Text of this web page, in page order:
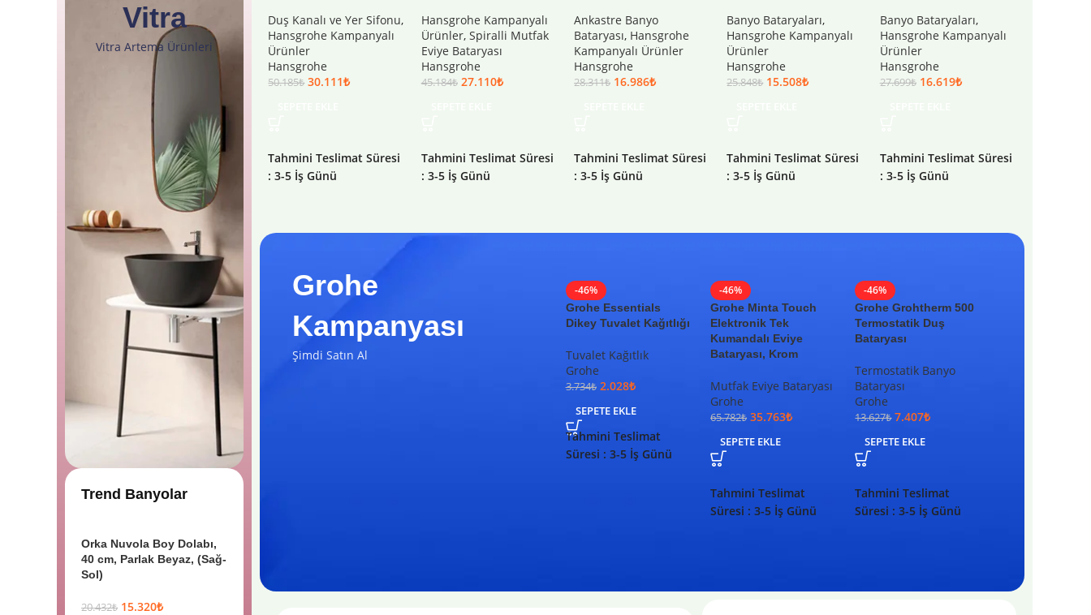
Vitra
Vitra Artema Ürünleri
Trend Banyolar
Orka Nuvola Boy Dolabı,
40 cm, Parlak Beyaz, (Sağ-
Sol)
20.432₺ 15.320₺
Duş Kanalı ve Yer Sifonu,
Hansgrohe Kampanyalı
Ürünler
Hansgrohe
50.185₺ 30.111₺
Tahmini Teslimat Süresi
: 3-5 İş Günü
Hansgrohe Kampanyalı
Ürünler, Spiralli Mutfak
Eviye Bataryası
Hansgrohe
45.184₺ 27.110₺
Tahmini Teslimat Süresi
: 3-5 İş Günü
Ankastre Banyo
Bataryası, Hansgrohe
Kampanyalı Ürünler
Hansgrohe
28.311₺ 16.986₺
Tahmini Teslimat Süresi
: 3-5 İş Günü
Banyo Bataryaları,
Hansgrohe Kampanyalı
Ürünler
Hansgrohe
25.848₺ 15.508₺
Tahmini Teslimat Süresi
: 3-5 İş Günü
Banyo Bataryaları,
Hansgrohe Kampanyalı
Ürünler
Hansgrohe
27.699₺ 16.619₺
Tahmini Teslimat Süresi
: 3-5 İş Günü
Grohe
Kampanyası
Şimdi Satın Al
-46%
Grohe Essentials
Dikey Tuvalet Kağıtlığı
Tuvalet Kağıtlık
Grohe
3.734₺ 2.028₺
SEPETE EKLE
Tahmini Teslimat
Süresi : 3-5 İş Günü
-46%
Grohe Minta Touch
Elektronik Tek
Kumandalı Eviye
Bataryası, Krom
Mutfak Eviye Bataryası
Grohe
65.782₺ 35.763₺
SEPETE EKLE
Tahmini Teslimat
Süresi : 3-5 İş Günü
-46%
Grohe Grohtherm 500
Termostatik Duş
Bataryası
Termostatik Banyo
Bataryası
Grohe
13.627₺ 7.407₺
SEPETE EKLE
Tahmini Teslimat
Süresi : 3-5 İş Günü